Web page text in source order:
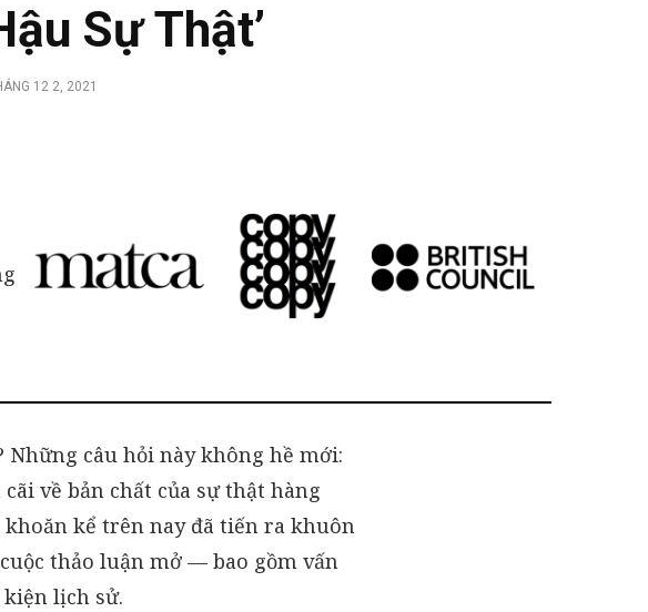
Sự Thật’
12 2, 2021
câu hỏi này không hề mới:
về bản chất của sự thật hàng
kể trên nay đã tiến ra khuôn
thảo luận mở — bao gồm vấn
lịch sử.